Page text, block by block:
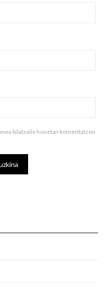
bilatzaile honetan komentatzen